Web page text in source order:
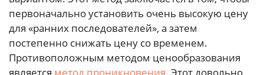
первоначально установить очень высокую цену
для «ранних последователей», а затем
постепенно снижать цену со временем.
Противоположным методом ценообразования